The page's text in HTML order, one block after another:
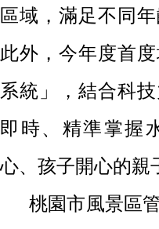
區域，滿足不同年
此外，今年度首
系統」，結合科
即時、精準掌握
心、孩子開心的親
桃園市風景區